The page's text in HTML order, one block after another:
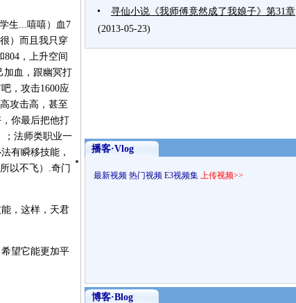
生...嘻嘻）血7
）而且我只穿
，上升空间
加血，跟幽冥打
，攻击1600应
攻击高，甚至
你最后把他打
；法师类职业一
有瞬移技能，
以不飞）.奇门
，这样，天君
望它能更加平
寻仙小说《我师傅竟然成了我娘子》第31章
(2013-05-23)
播客·Vlog
最新视频 热门视频 E3视频集 上传视频>>
博客·Blog